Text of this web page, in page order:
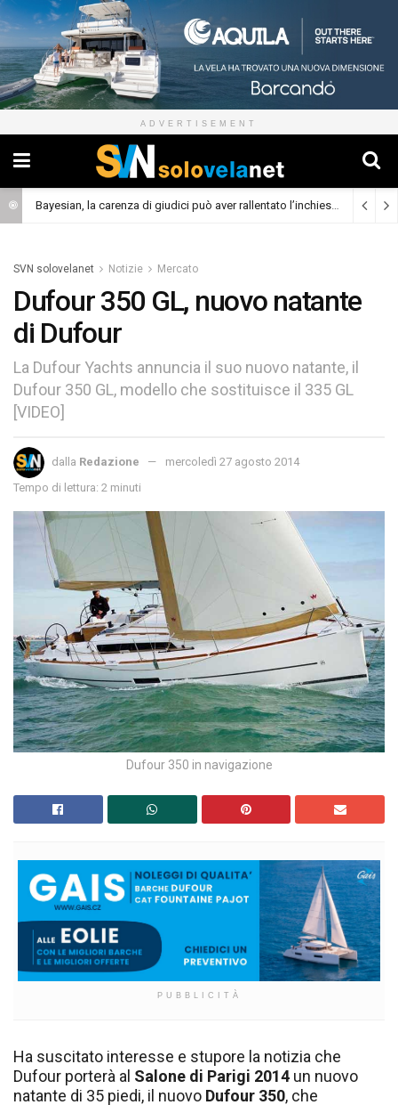
ADVERTISEMENT
Bayesian, la carenza di giudici può aver rallentato l’inchiesta (Cronaca)
SVN solovelanet Notizie Mercato
Dufour 350 GL, nuovo natante
di Dufour
La Dufour Yachts annuncia il suo nuovo natante, il
Dufour 350 GL, modello che sostituisce il 335 GL
[VIDEO]
dalla Redazione
mercoledì 27 agosto 2014
Tempo di lettura: 2 minuti
Dufour 350 in navigazione
PUBBLICITÀ
Ha suscitato interesse e stupore la notizia che
Dufour porterà al Salone di Parigi 2014 un nuovo
natante di 35 piedi, il nuovo Dufour 350, che